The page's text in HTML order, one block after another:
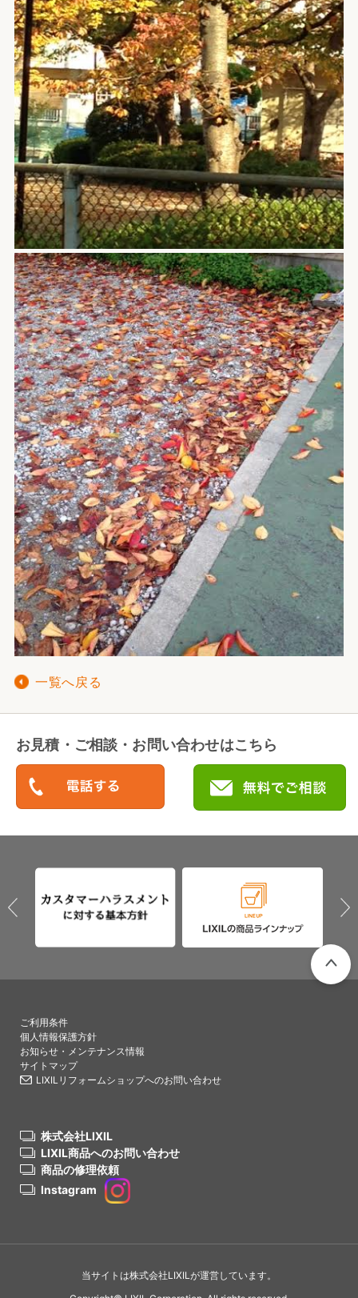
一覧へ戻る
お見積・ご相談・お問い合わせはこちら
ご利用条件
個人情報保護方針
お知らせ・メンテナンス情報
サイトマップ
LIXILリフォームショップへのお問い合わせ
株式会社LIXIL
LIXIL商品へのお問い合わせ
商品の修理依頼
Instagram
当サイトは株式会社LIXILが運営しています。